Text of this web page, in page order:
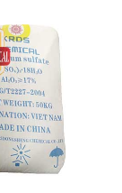
– Al2(SO4)3 17%
China